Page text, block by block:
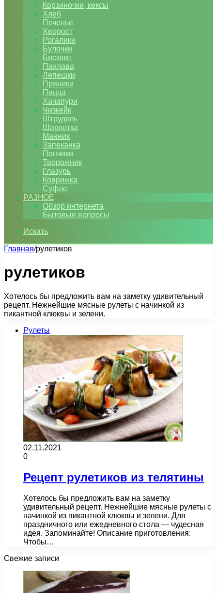
Корзиночки, кексы
Хлеб
Печенье
Хворост
Рогалики
Булочки
Бисквит
Пахлава
Лепешки
Пряники
Пицца
Хачапури
Чизкейк
Штрудель
Шарлотка
Манник
Запеканка
Пончики
Творожник
Глазурь
Коврижка
Суфле
РАЗНОЕ
Обзор интернета
Бытовые вопросы
Искать
Главная/рулетиков
рулетиков
Хотелось бы предложить вам на заметку удивительный
рецепт. Нежнейшие мясные рулеты с начинкой из
пикантной клюквы и зелени.
Рулеты
02.11.2021
0
Рецепт рулетиков из телятины
Хотелось бы предложить вам на заметку
удивительный рецепт. Нежнейшие мясные рулеты с
начинкой из пикантной клюквы и зелени. Для
праздничного или ежедневного стола — чудесная
идея. Запоминайте! Описание приготовления:
Чтобы…
Свежие записи